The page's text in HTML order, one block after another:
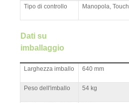
Tipo di controllo Manopola, Touch
Dati su
imballaggio
Larghezza imballo 640 mm
Peso dell'imballo 54 kg